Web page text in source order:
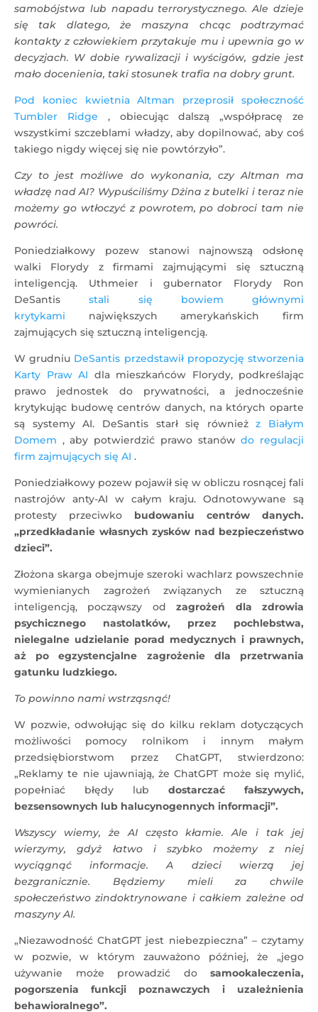
samobójstwa lub napadu terrorystycznego. Ale dzieje
się tak dlatego, że maszyna chcąc podtrzymać
kontakty z człowiekiem przytakuje mu i upewnia go w
decyzjach. W dobie rywalizacji i wyścigów, gdzie jest
mało docenienia, taki stosunek trafia na dobry grunt.
Pod koniec kwietnia Altman przeprosił społeczność
Tumbler Ridge , obiecując dalszą „współpracę ze
wszystkimi szczeblami władzy, aby dopilnować, aby coś
takiego nigdy więcej się nie powtórzyło”.
Czy to jest możliwe do wykonania, czy Altman ma
władzę nad AI? Wypuściliśmy Dżina z butelki i teraz nie
możemy go wtłoczyć z powrotem, po dobroci tam nie
powróci.
Poniedziałkowy pozew stanowi najnowszą odsłonę
walki Florydy z firmami zajmującymi się sztuczną
inteligencją. Uthmeier i gubernator Florydy Ron
DeSantisstali się bowiem głównymi
krytykami największych amerykańskich firm
zajmujących się sztuczną inteligencją.
W grudniu DeSantis przedstawił propozycję stworzenia
Karty Praw AI dla mieszkańców Florydy, podkreślając
prawo jednostek do prywatności, a jednocześnie
krytykując budowę centrów danych, na których oparte
są systemy AI. DeSantis starł się równieżz Białym
Domem , aby potwierdzić prawo stanówdo regulacji
firm zajmujących się AI .
Poniedziałkowy pozew pojawił się w obliczu rosnącej fali
nastrojów anty-AI w całym kraju. Odnotowywane są
protesty przeciwko budowaniu centrów danych.
„przedkładanie własnych zysków nad bezpieczeństwo
dzieci”.
Złożona skarga obejmuje szeroki wachlarz powszechnie
wymienianych zagrożeń związanych ze sztuczną
inteligencją, począwszy odzagrożeń dla zdrowia
psychicznego nastolatków, przez pochlebstwa,
nielegalne udzielanie porad medycznych i prawnych,
aż po egzystencjalne zagrożenie dla przetrwania
gatunku ludzkiego.
To powinno nami wstrząsnąć!
W pozwie, odwołując się do kilku reklam dotyczących
możliwości pomocy rolnikom i innym małym
przedsiębiorstwom przez ChatGPT, stwierdzono:
„Reklamy te nie ujawniają, że ChatGPT może się mylić,
popełniać błędy lub dostarczać fałszywych,
bezsensownych lub halucynogennych informacji”.
Wszyscy wiemy, że AI często kłamie. Ale i tak jej
wierzymy, gdyż łatwo i szybko możemy z niej
wyciągnąć informacje. A dzieci wierzą jej
bezgranicznie. Będziemy mieli za chwile
społeczeństwo zindoktrynowane i całkiem zależne od
maszyny AI.
„Niezawodność ChatGPT jest niebezpieczna” – czytamy
w pozwie, w którym zauważono później, że „jego
używanie może prowadzić do samookaleczenia,
pogorszenia funkcji poznawczych i uzależnienia
behawioralnego”.